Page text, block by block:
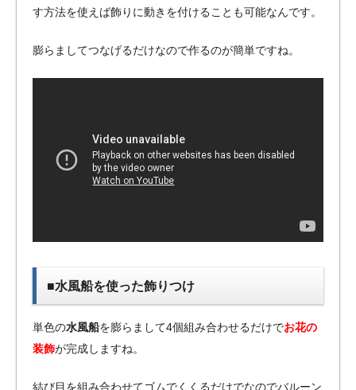
す方法を使えば飾りに動きを付けることも可能なんです。
膨らましてつなげるだけなので作るのが簡単ですね。
■水風船を使った飾りつけ
単色の水風船を膨らまして4個組み合わせるだけでお花の
装飾が完成しますね。
結び目を組み合わせてゴムでくくるだけでなのでバルーン